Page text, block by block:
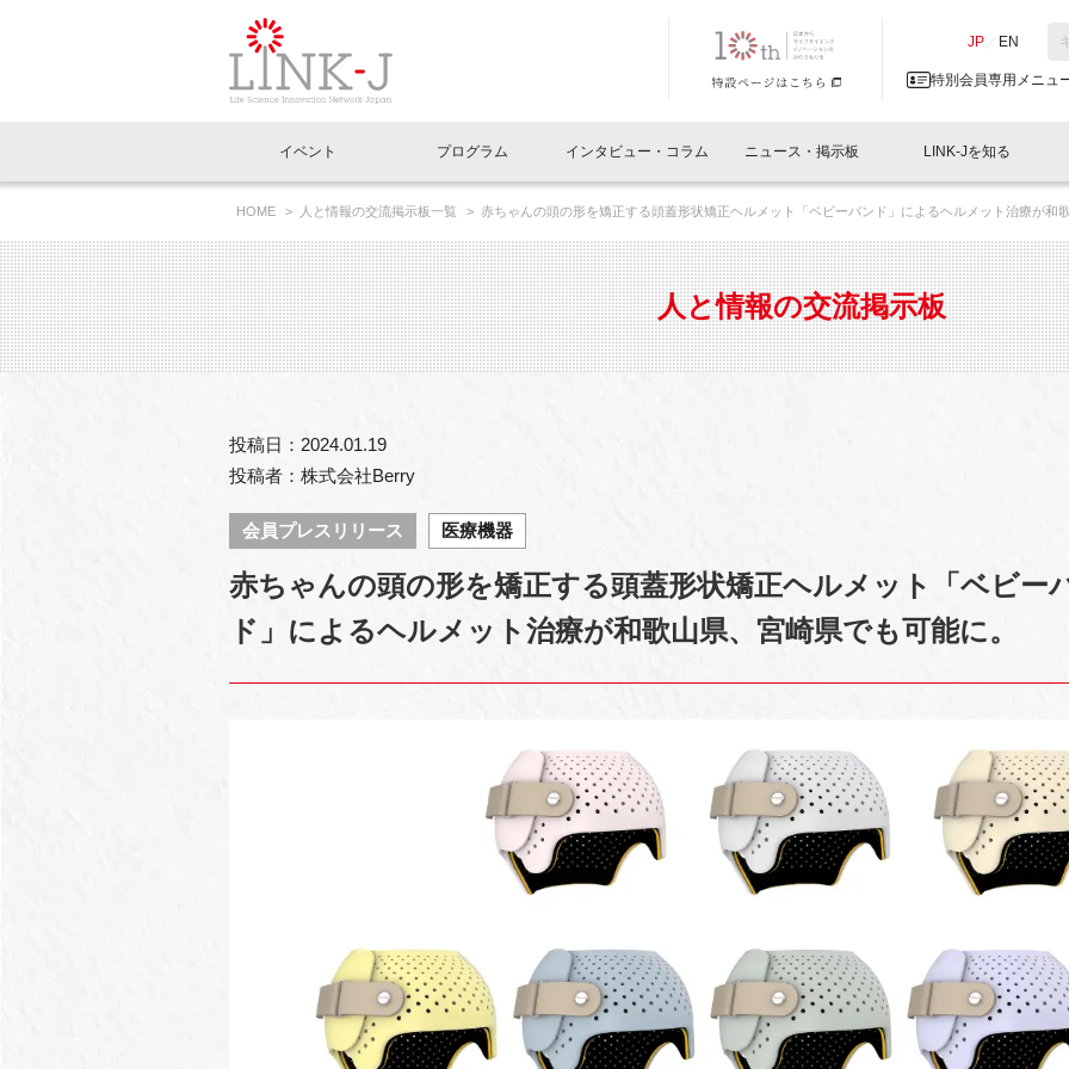
JP EN
特別会員専用メニュ
イベントお知らせメール登録
閉じる
イベント
イベント一覧
LINK-J主催・共催 特別会員開催
LINK-J協賛・協力 出展・参加
イベントレポート一覧
LINK-J主催・共催
LINK-J協賛・協力
プログラム
Out of Box相談室 What's "UNIKORN"？
インタビュー・コラム
インタビュー・コラム一覧
スペシャルインタビュー ベンチャーインタビュー 会報
連載コラム サポーターコラム 日本
ニュース・掲示板
ニュース一覧
トピック プレスリリース
メディア情報 海外関連
協賛・協力
人と情報の交流掲示板一覧
会員プレスリリース
募集
LINK-Jを知る
理事長挨拶 Why in Nihonbashi
国内外連携 サポーター紹介 事業
組織概要 パンフレット GTB
特別会員一覧 特別会員について 入会
専用メニューはこちら
ラウンジ・会議室 オフィス・ラボ 施設
アクセス
HOME 人と情報の交流掲示板一覧 赤ちゃんの頭の形を矯正する頭蓋形状矯正ヘルメット「ベビーバンド」によるヘルメット治療が和
人と情報の交流掲示板
投稿日：2024.01.19
投稿者：株式会社Berry
会員プレスリリース 医療機器
赤ちゃんの頭の形を矯正する頭蓋形状矯正ヘルメット「ベビー
ド」によるヘルメット治療が和歌山県、宮崎県でも可能に。